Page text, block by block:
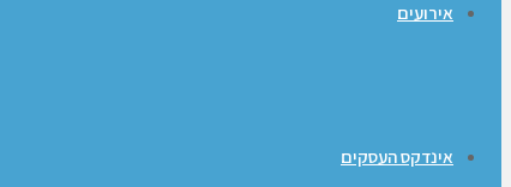
אירועים
אינדקס העסקים